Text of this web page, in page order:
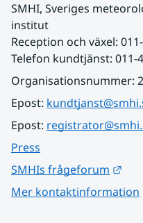
SMHI, Sveriges
institut
Reception och växel:
Telefon kundtjänst: 011-
Organisationsnummer:
Epost:
Epost:
Press
SMHIs frågeforum
Mer kontaktinformation